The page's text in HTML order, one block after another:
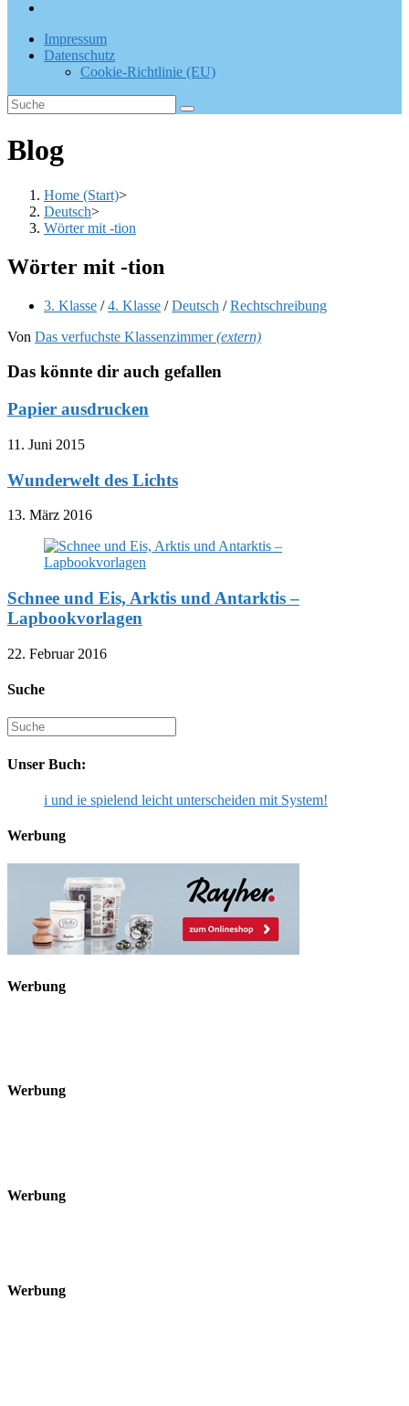
Impressum
Datenschutz
Cookie-Richtlinie (EU)
Blog
Home (Start)>
Deutsch>
Wörter mit -tion
Wörter mit -tion
Beitrags-
3. Klasse / 4. Klasse / Deutsch / Rechtschreibung
Von Das verfuchste Klassenzimmer(extern)
Das könnte dir auch gefallen
Papier ausdrucken
11. Juni 2015
Wunderwelt des Lichts
13. März 2016
Schnee und Eis, Arktis und Antarktis –
Lapbookvorlagen
22. Februar 2016
Suche
Suche
nach:
Unser Buch:
i und ie spielend leicht unterscheiden mit System!
Werbung
Werbung
Werbung
Werbung
Werbung